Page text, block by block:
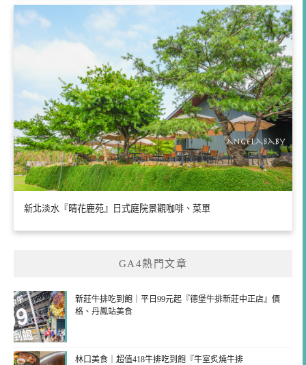
新北淡水『晴花鹿苑』日式庭院景觀咖啡、菜單
GA4熱門文章
新莊牛排吃到飽｜平日99元起『德堡牛排新莊中正店』價
格、丹鳳站美食
林口美食｜超值418牛排吃到飽『牛室炙燒牛排